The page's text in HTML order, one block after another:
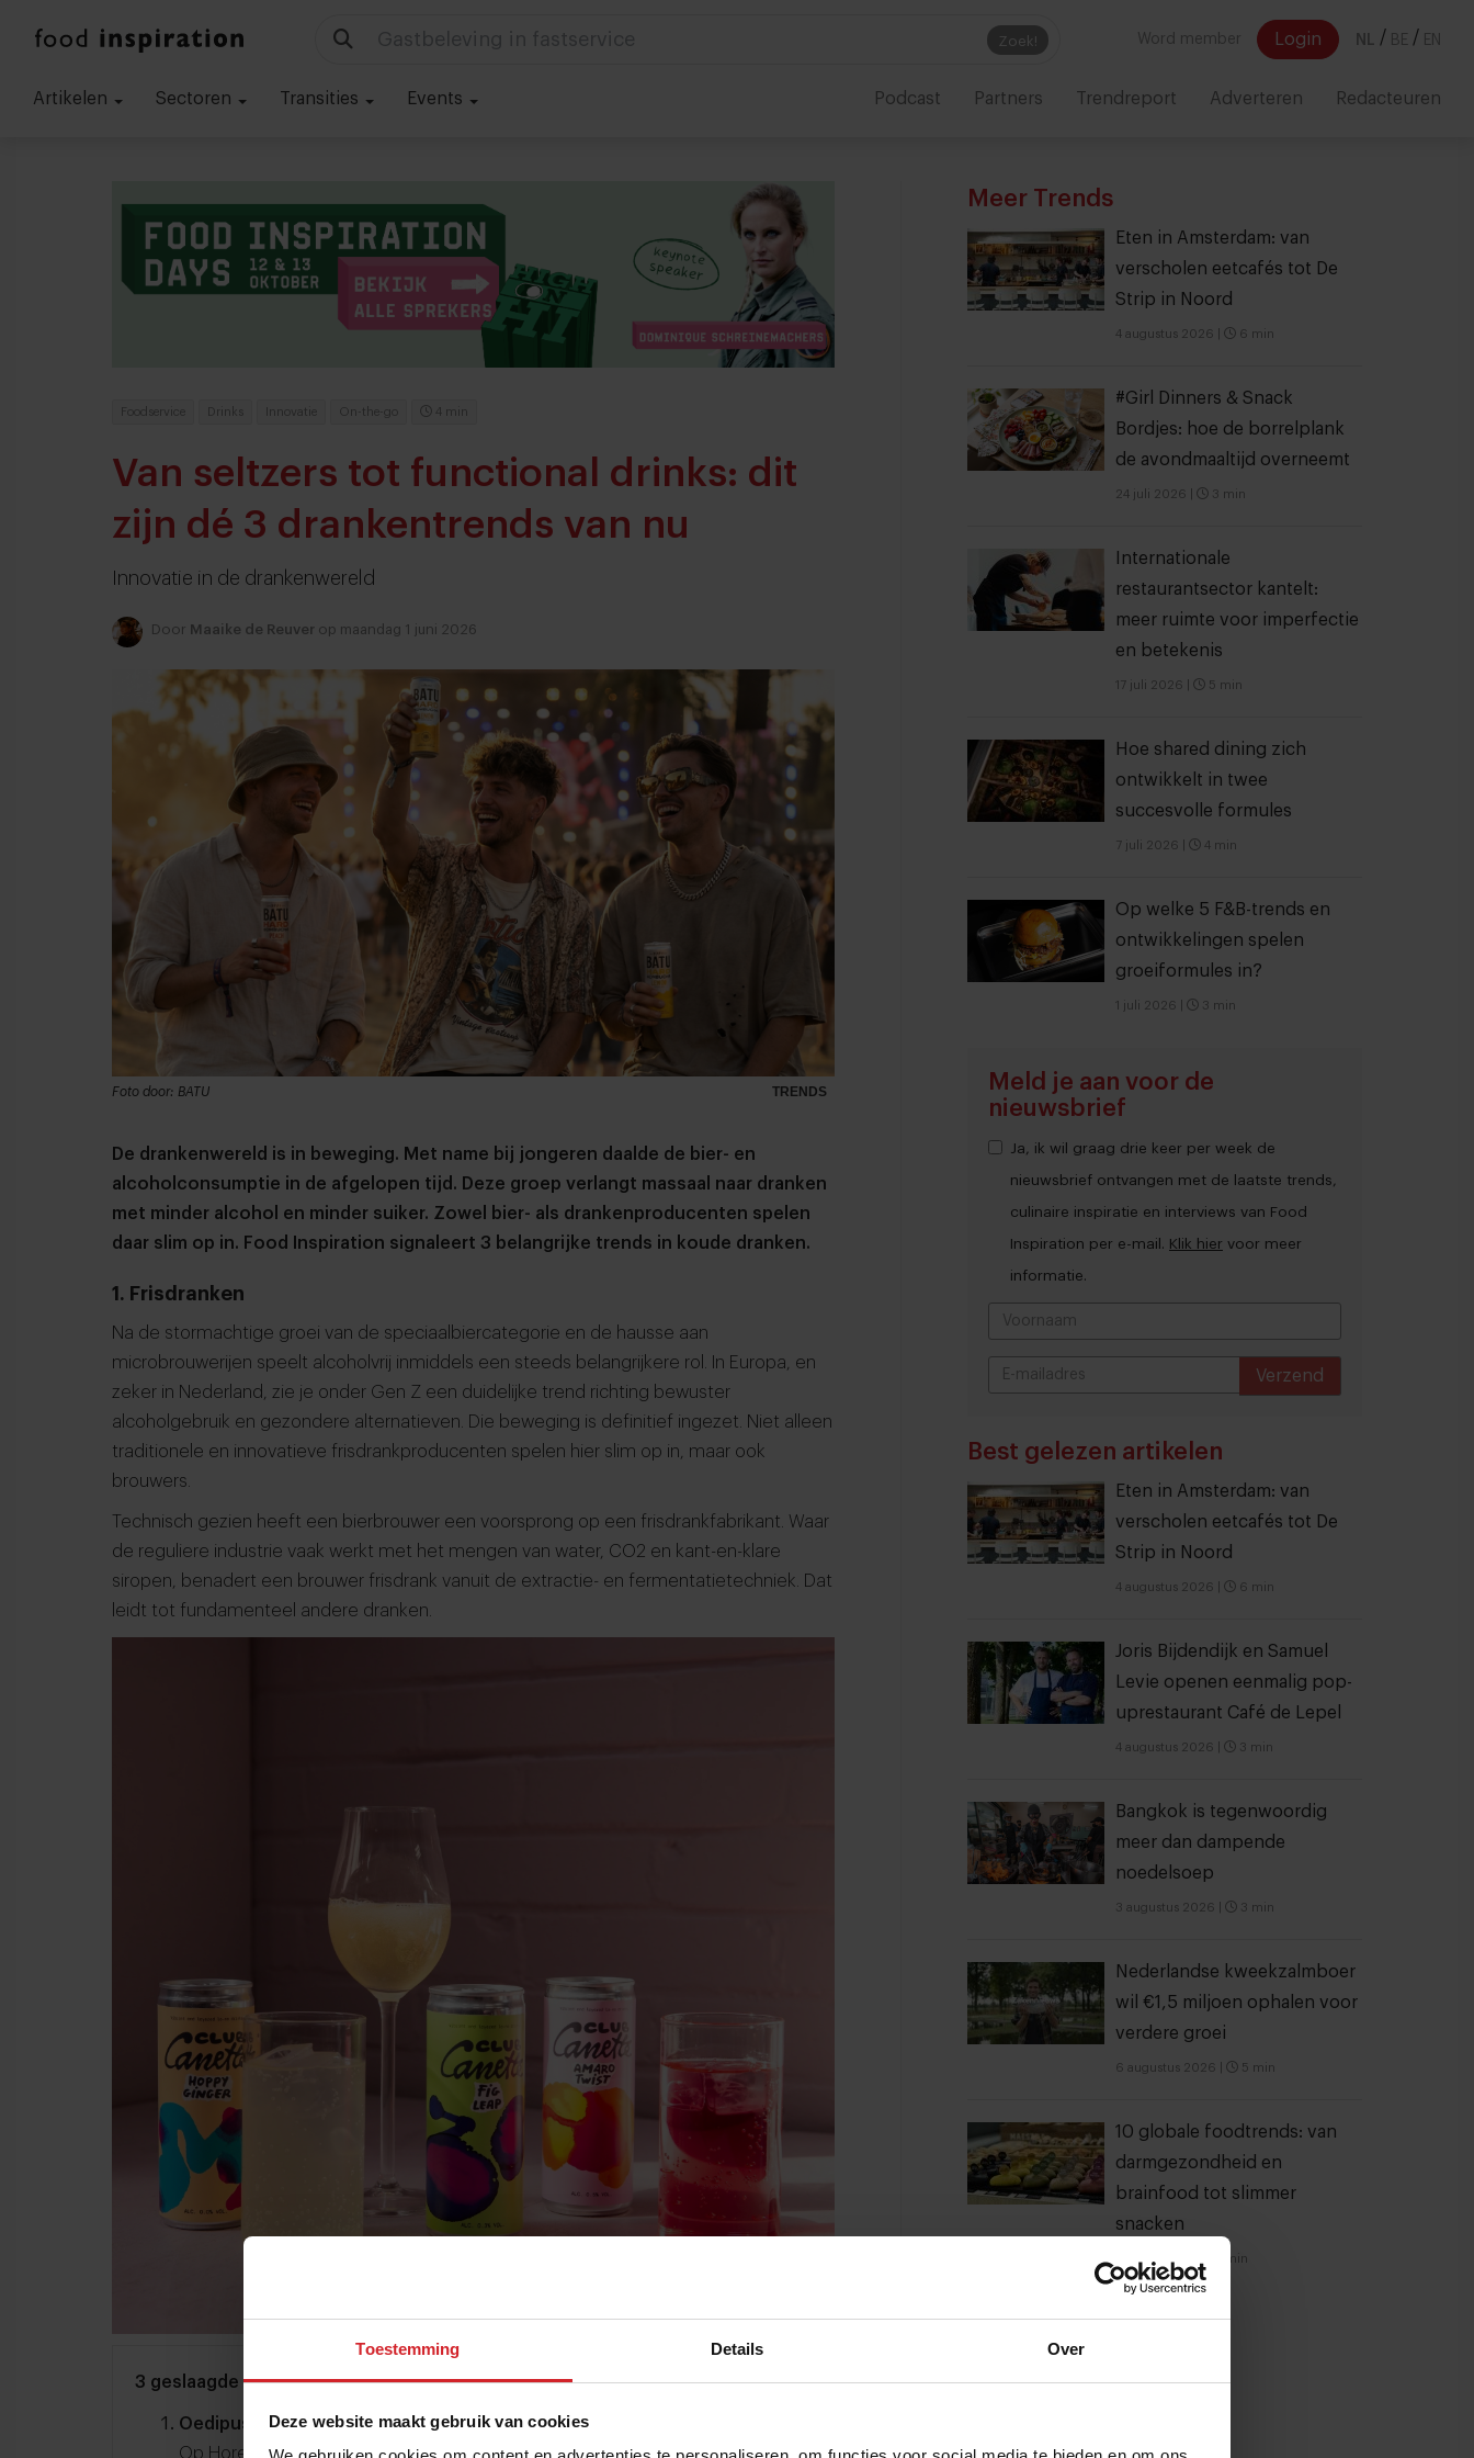
Toestemming Details Over
Deze website maakt gebruik van cookies
Zoek!
Gastbeleving in fastservice Word member Login NL / BE / EN
Artikelen Sectoren Transities Events Podcast Partners Trendreport Adverteren Redacteuren
Foodservice Drinks Innovatie On-the-go 4 min
Van seltzers tot functional drinks: dit
zijn dé 3 drankentrends van nu
Innovatie in de drankenwereld
Door Maaike de Reuver op maandag 1 juni 2026
TRENDS
Foto door: BATU
De drankenwereld is in beweging. Met name bij jongeren daalde de bier- en
alcoholconsumptie in de afgelopen tijd. Deze groep verlangt massaal naar dranken
met minder alcohol en minder suiker. Zowel bier- als drankenproducenten spelen
daar slim op in. Food Inspiration signaleert 3 belangrijke trends in koude dranken.
1. Frisdranken
Na de stormachtige groei van de speciaalbiercategorie en de hausse aan
microbrouwerijen speelt alcoholvrij inmiddels een steeds belangrijkere rol. In Europa, en
zeker in Nederland, zie je onder Gen Z een duidelijke trend richting bewuster
alcoholgebruik en gezondere alternatieven. Die beweging is definitief ingezet. Niet alleen
traditionele en innovatieve frisdrankproducenten spelen hier slim op in, maar ook
brouwers.
Technisch gezien heeft een bierbrouwer een voorsprong op een frisdrankfabrikant. Waar
de reguliere industrie vaak werkt met het mengen van water, CO2 en kant-en-klare
siropen, benadert een brouwer frisdrank vanuit de extractie- en fermentatietechniek. Dat
leidt tot fundamenteel andere dranken.
3 geslaagde frisdrankinnovaties van brouwers:
Oedipus | Club Canette
Op Horecava 2026 presenteerde Oedipus een nieuwe reeks alcoholvrije
Meer Trends
Eten in Amsterdam: van
verscholen eetcafés tot De
Strip in Noord
4 augustus 2026 6 min
#Girl Dinners & Snack
Bordjes: hoe de borrelplank
de avondmaaltijd overneemt
24 juli 2026 3 min
Internationale
restaurantsector kantelt:
meer ruimte voor imperfectie
en betekenis
17 juli 2026 5 min
Hoe shared dining zich
ontwikkelt in twee
succesvolle formules
7 juli 2026 4 min
Op welke 5 F&B-trends en
ontwikkelingen spelen
groeiformules in?
1 juli 2026 3 min
Meld je aan voor de
nieuwsbrief
Ja, ik wil graag drie keer per week de
nieuwsbrief ontvangen met de laatste trends,
culinaire inspiratie en interviews van Food
Inspiration per e-mail. Klik hier voor meer
informatie.
Verzend
Best gelezen artikelen
Eten in Amsterdam: van
verscholen eetcafés tot De
Strip in Noord
4 augustus 2026 6 min
Joris Bijdendijk en Samuel
Levie openen eenmalig pop-
uprestaurant Café de Lepel
4 augustus 2026 3 min
Bangkok is tegenwoordig
meer dan dampende
noedelsoep
3 augustus 2026 3 min
Nederlandse kweekzalmboer
wil €1,5 miljoen ophalen voor
verdere groei
6 augustus 2026 5 min
10 globale foodtrends: van
darmgezondheid en
brainfood tot slimmer
snacken
6 min